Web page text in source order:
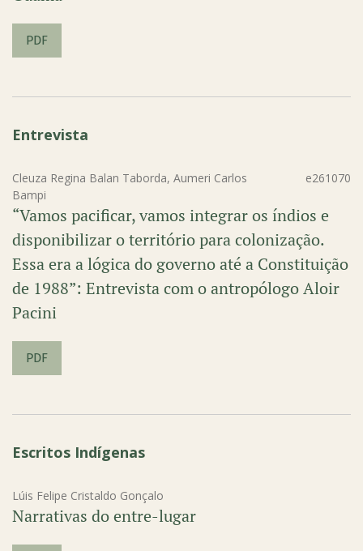
PDF
Entrevista
Cleuza Regina Balan Taborda, Aumeri Carlos
Bampi
e261070
“Vamos pacificar, vamos integrar os índios e
disponibilizar o território para colonização.
Essa era a lógica do governo até a Constituição
de 1988”: Entrevista com o antropólogo Aloir
Pacini
PDF
Escritos Indígenas
Lúis Felipe Cristaldo Gonçalo
Narrativas do entre-lugar